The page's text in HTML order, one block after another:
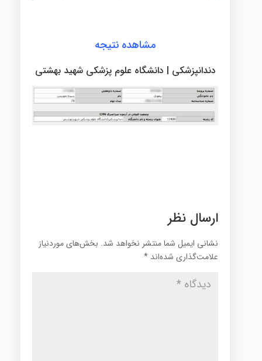
مشاهده نتیجه
دندانپزشکی | دانشگاه علوم پزشکی شهید بهشتی
ارسال نظر
نشانی ایمیل شما منتشر نخواهد شد. بخش‌های موردنیاز
علامت‌گذاری شده‌اند *